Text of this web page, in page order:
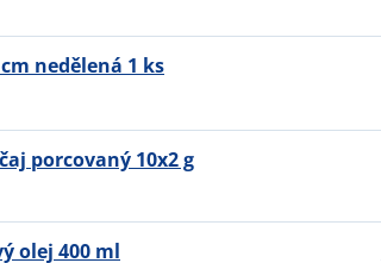
nedělená 1 ks
porcovaný 10x2 g
olej 400 ml